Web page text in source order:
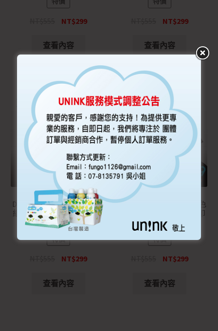
NT$299
查看內容
NT$299
查看內容
DECOLOR 方案C – 晶典兩色
組 DEC-203 + 小張圖騰透印
貼4張【特價 $299】
特價
NT$299
查看內容
DECOLOR 方案D – 晶典兩色
組 DEC-204 + 小張圖騰透印
貼4張【特價 $299】
特價
NT$299
查看內容